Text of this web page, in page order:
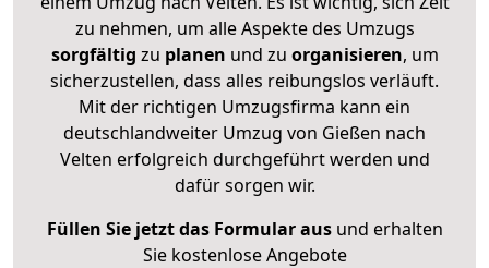
zu nehmen, um alle Aspekte des Umzugs
sorgfältig zu planen und zu organisieren, um
sicherzustellen, dass alles reibungslos verläuft.
Mit der richtigen Umzugsfirma kann ein
deutschlandweiter Umzug von Gießen nach
Velten erfolgreich durchgeführt werden und
dafür sorgen wir.
Füllen Sie jetzt das Formular ausund erhalten
Sie kostenlose Angebote